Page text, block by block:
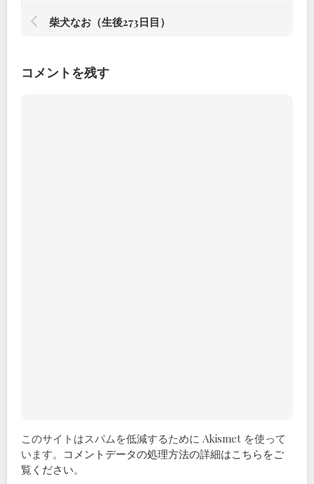
柴犬なお（生後273日目）
コメントを残す
このサイトはスパムを低減するために Akismet を使って
います。 コメントデータの処理方法の詳細はこちらをご
覧ください。